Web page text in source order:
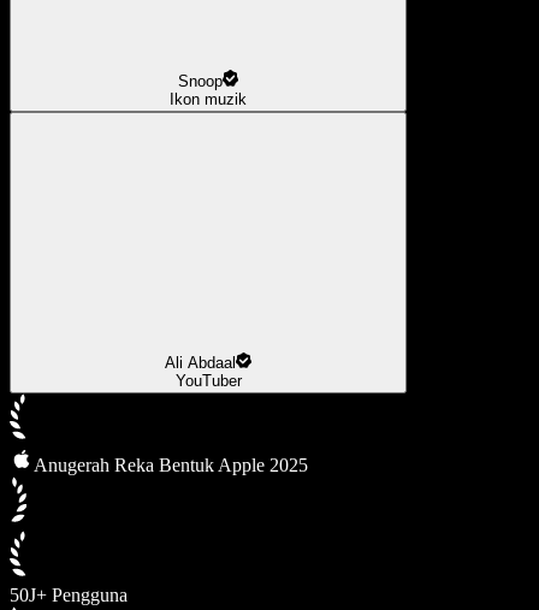
Snoop
Ikon muzik
Ali Abdaal
YouTuber
Anugerah Reka Bentuk Apple 2025
50J+ Pengguna